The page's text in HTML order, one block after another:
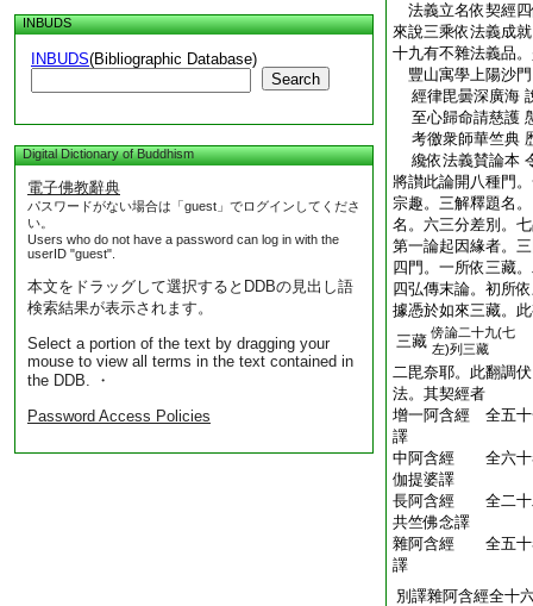
INBUDS
INBUDS(Bibliographic Database)
Search
Digital Dictionary of Buddhism
電子佛教辭典
パスワードがない場合は「guest」でログインしてくださ
い。
Users who do not have a password can log in with the
userID "guest".
本文をドラッグして選択するとDDBの見出し語
検索結果が表示されます。
Select a portion of the text by dragging your
mouse to view all terms in the text contained in
the DDB. ・
Password Access Policies
法義立名依契經
來說三乘依法義成
十九有不雜法義品
豐山寓學上陽
經律毘曇深廣海
至心歸命請慈護
考徼衆師華竺典
纔依法義賛論本
將讃此論開八種門
宗趣。三解釋題名
名。六三分差別。
第一論起因緣者。
四門。一所依三藏
四弘傳末論。初所
據憑於如來三藏。
三藏 傍論二十九(七
左)列三藏
二毘奈耶。此翻調
法。其契經者
增一阿含經 全五
譯
中阿含經 全六
伽提婆譯
長阿含經 全二十
共竺佛念譯
雜阿含經 全五
譯
別譯雜阿含經全